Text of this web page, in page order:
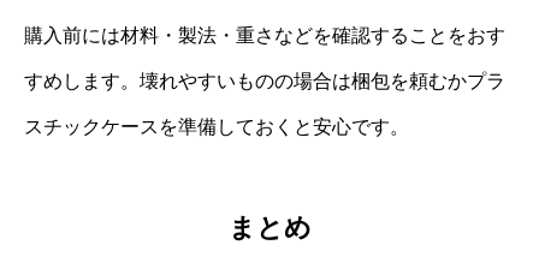
購入前には材料・製法・重さなどを確認することをおす
すめします。壊れやすいものの場合は梱包を頼むかプラ
スチックケースを準備しておくと安心です。
まとめ